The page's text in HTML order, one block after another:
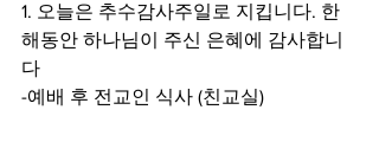
1. 오늘은 추수감사주일로 지킵니다. 한
해동안 하나님이 주신 은혜에 감사합니
다
-예배 후 전교인 식사 (친교실)